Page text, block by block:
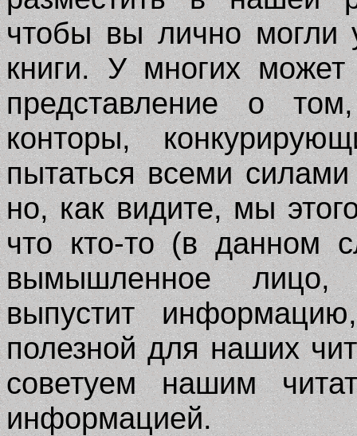
чтобы вы лично могли
книги. У многих может
представление о
конторы,
пытаться всеми силами
но, как видите, мы
что кто-то (в данном
вымышленное лицо,
выпустит
полезной для наших
советуем нашим
информацией.